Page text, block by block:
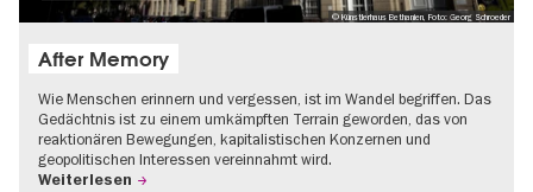
© Künstlerhaus Bethanien, Foto: Georg Schroeder
After Memory
Wie Menschen erinnern und vergessen, ist im Wandel begriffen. Das
Gedächtnis ist zu einem umkämpften Terrain geworden, das von
reaktionären Bewegungen, kapitalistischen Konzernen und
geopolitischen Interessen vereinnahmt wird.
Weiterlesen